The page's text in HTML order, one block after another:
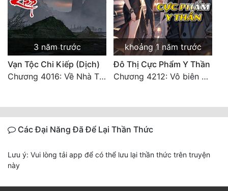
3 năm trước
Vạn Tộc Chi Kiếp (Dịch)
Chương 4016: Về Nhà Thôi... (Đại Kết Cục)
khoảng 1 năm trước
Đô Thị Cực Phẩm Y Thần
Chương 4212: Vô biên hắc ám
Các Đại Năng Đã Để Lại Thần Thức
Lưu ý: Vui lòng tải app để có thể lưu lại thần thức trên truyện
này